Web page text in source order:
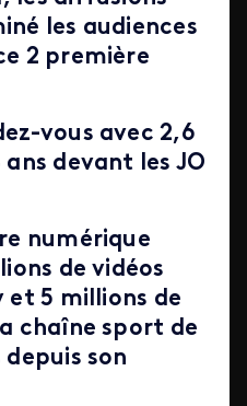
les audiences
2 première
vous avec 2,6
devant les JO
numérique
de vidéos
et 5 millions de
chaîne sport de
depuis son